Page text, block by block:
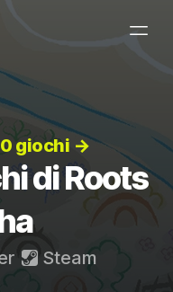
giochi →
di Roots
Steam